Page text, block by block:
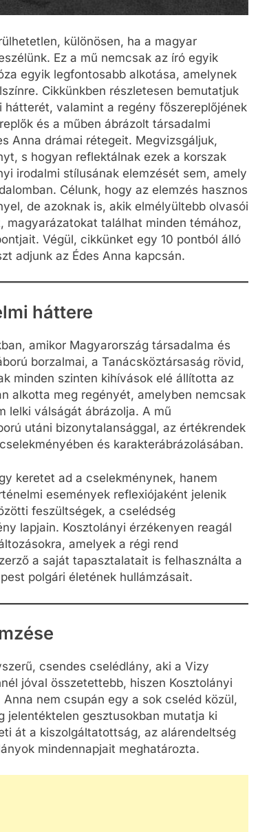
különösen, ha a magyar
Ez a mű nemcsak az író egyik
egyik legfontosabb alkotása, amelynek
Cikkünkben részletesen bemutatjuk
valamint a regény főszereplőjének
és a műben ábrázolt társadalmi
Anna drámai rétegeit. Megvizsgáljuk,
s hogyan reflektálnak ezek a korszak
irodalmi stílusának elemzését sem, amely
Célunk, hogy az elemzés hasznos
de azoknak is, akik elmélyültebb olvasói
találhat minden témához,
Végül, cikkünket egy 10 pontból álló
adjunk az Édes Anna kapcsán.
háttere
amikor Magyarország társadalma és
borzalmai, a Tanácsköztársaság rövid,
minden szinten kihívások elé állította az
alkotta meg regényét, amelyben nemcsak
lelki válságát ábrázolja. A mű
utáni bizonytalansággal, az értékrendek
és karakterábrázolásában.
keretet ad a cselekménynek, hanem
események reflexiójaként jelenik
feszültségek, a cselédség
lapjain. Kosztolányi érzékenyen reagál
amelyek a régi rend
a saját tapasztalatait is felhasználta a
polgári életének hullámzásait.
csendes cselédlány, aki a Vizy
jóval összetettebb, hiszen Kosztolányi
nem csupán egy a sok cseléd közül,
jelentéktelen gesztusokban mutatja ki
át a kiszolgáltatottság, az alárendeltség
mindennapjait meghatározta.